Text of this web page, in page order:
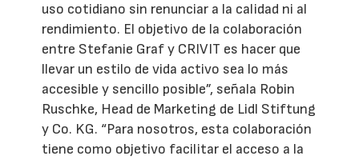
uso cotidiano sin renunciar a la calidad ni al
rendimiento. El objetivo de la colaboración
entre Stefanie Graf y CRIVIT es hacer que
llevar un estilo de vida activo sea lo más
accesible y sencillo posible”, señala Robin
Ruschke, Head de Marketing de Lidl Stiftung
y Co. KG. “Para nosotros, esta colaboración
tiene como objetivo facilitar el acceso a la